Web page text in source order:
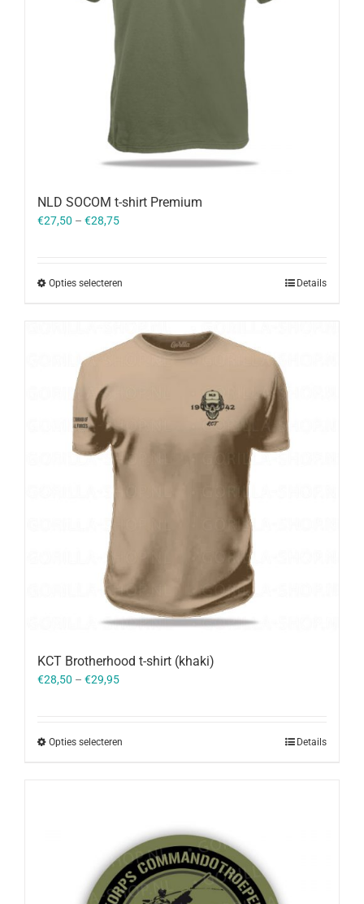
NLD SOCOM t-shirt Premium
€27,50 – €28,75
Opties selecteren Details
KCT Brotherhood t-shirt (khaki)
€28,50 – €29,95
Opties selecteren Details